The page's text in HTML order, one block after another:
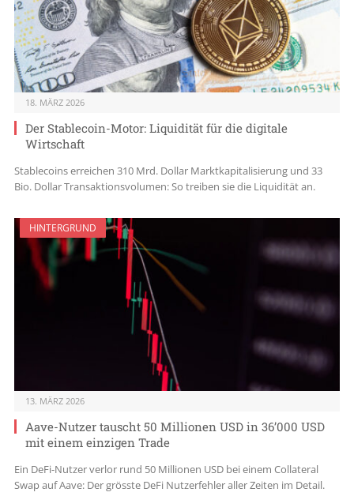
18. MÄRZ 2026
Der Stablecoin-Motor: Liquidität für die digitale
Wirtschaft
Stablecoins erreichen 310 Mrd. Dollar Marktkapitalisierung und 33
Bio. Dollar Transaktionsvolumen: So treiben sie die Liquidität an.
HINTERGRUND
13. MÄRZ 2026
Aave-Nutzer tauscht 50 Millionen USD in 36’000 USD
mit einem einzigen Trade
Ein DeFi-Nutzer verlor rund 50 Millionen USD bei einem Collateral
Swap auf Aave: Der grösste DeFi Nutzerfehler aller Zeiten im Detail.